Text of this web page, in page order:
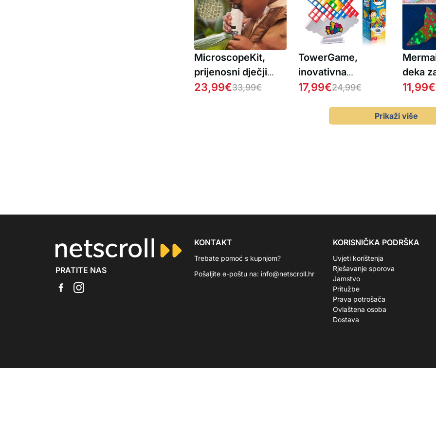
MicroscopeKit,
prijenosni dječji
mikroskop
23,99€33,99€
TowerGame,
inovativna
društvena igra
17,99€24,99€
deka
obliku
11,99€
Prikaži više
PRATITE NAS
KONTAKT
Trebate pomoć s kupnjom?
Pošaljite e-poštu na: info@netscroll.hr
KORISNIČKA PODRŠKA
Uvjeti korištenja
Rješavanje sporova
Jamstvo
Pritužbe
Prava potrošača
Ovlaštena osoba
Dostava